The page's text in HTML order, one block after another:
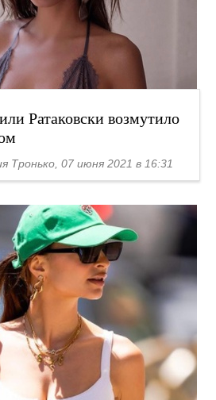
Ратаковски возмутило
Тронько, 07 июня 2021 в 16:31